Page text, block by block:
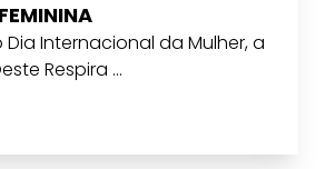
Internacional da Mulher, a
Respira ...